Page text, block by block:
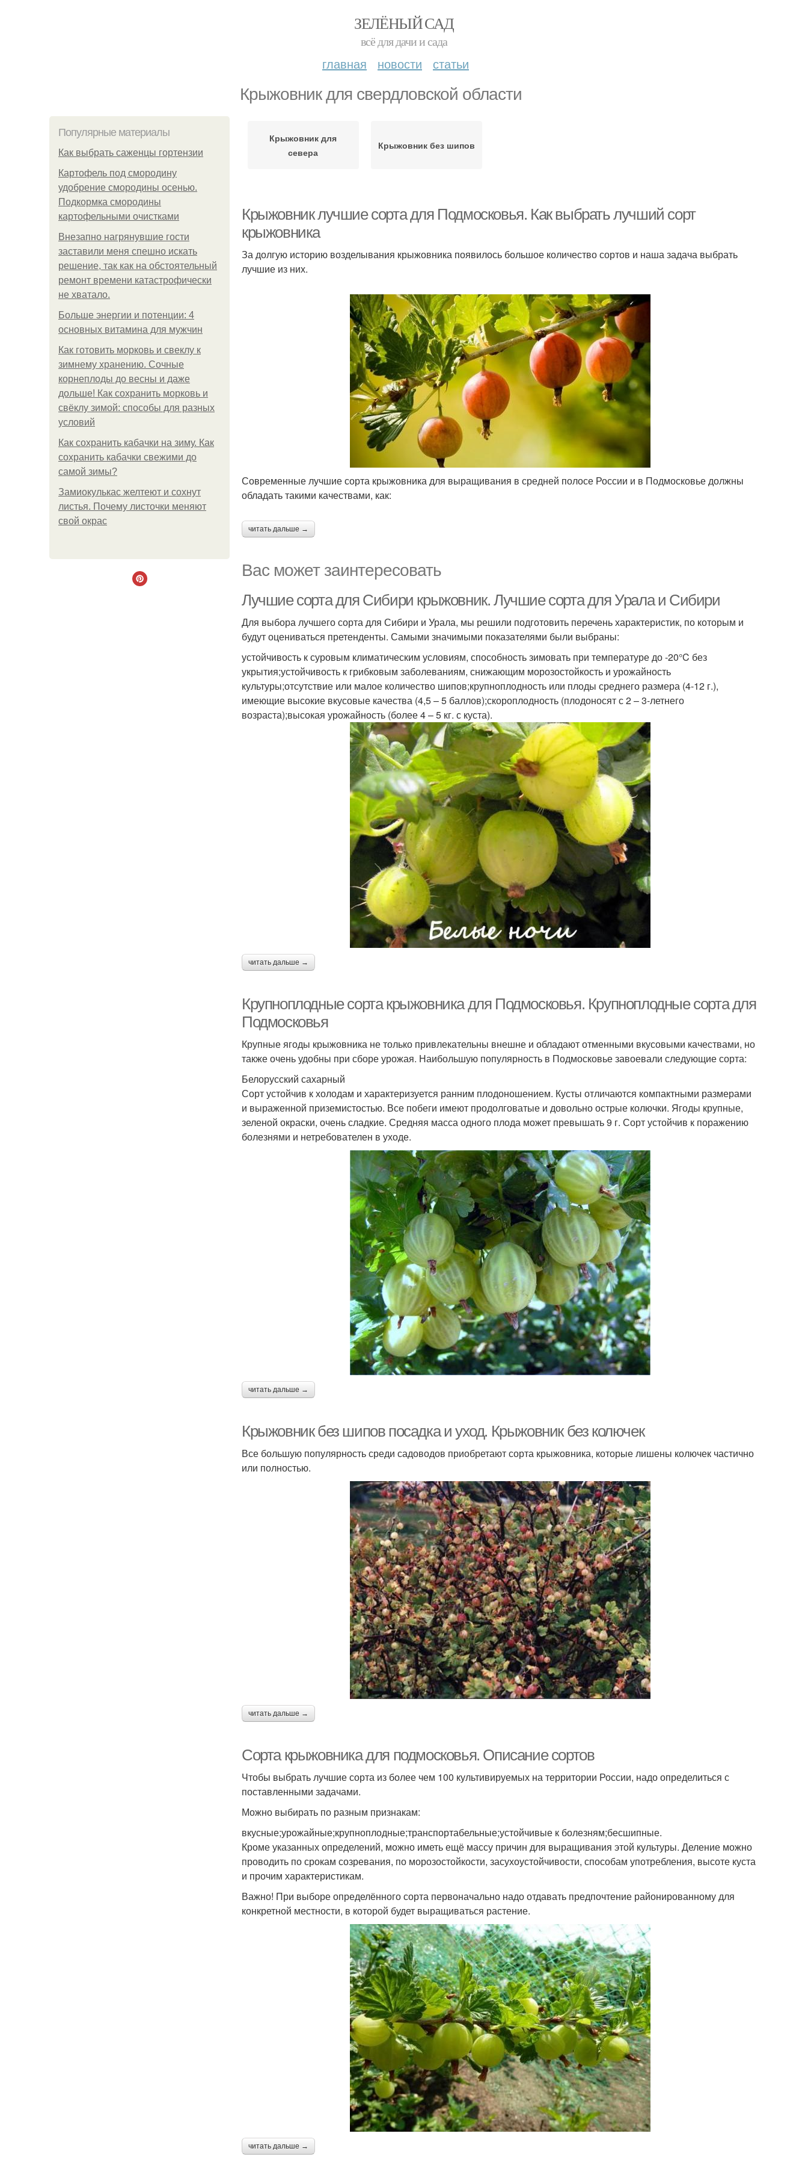
ЗЕЛЁНЫЙ САД
всё для дачи и сада
главная новости статьи
Крыжовник для свердловской области
Популярные материалы
Как выбрать саженцы гортензии
Картофель под смородину
удобрение смородины осенью.
Подкормка смородины
картофельными очистками
Внезапно нагрянувшие гости
заставили меня спешно искать
решение, так как на обстоятельный
ремонт времени катастрофически
не хватало.
Больше энергии и потенции: 4
основных витамина для мужчин
Как готовить морковь и свеклу к
зимнему хранению. Сочные
корнеплоды до весны и даже
дольше! Как сохранить морковь и
свёклу зимой: способы для разных
условий
Как сохранить кабачки на зиму. Как
сохранить кабачки свежими до
самой зимы?
Замиокулькас желтеют и сохнут
листья. Почему листочки меняют
свой окрас
Крыжовник для
севера
Крыжовник без шипов
Крыжовник лучшие сорта для Подмосковья. Как выбрать лучший сорт
крыжовника
За долгую историю возделывания крыжовника появилось большое количество сортов и наша задача выбрать
лучшие из них.
Современные лучшие сорта крыжовника для выращивания в средней полосе России и в Подмосковье должны
обладать такими качествами, как:
читать дальше →
Вас может заинтересовать
Лучшие сорта для Сибири крыжовник. Лучшие сорта для Урала и Сибири
Для выбора лучшего сорта для Сибири и Урала, мы решили подготовить перечень характеристик, по которым и
будут оцениваться претенденты. Самыми значимыми показателями были выбраны:
устойчивость к суровым климатическим условиям, способность зимовать при температуре до -20°C без
укрытия;устойчивость к грибковым заболеваниям, снижающим морозостойкость и урожайность
культуры;отсутствие или малое количество шипов;крупноплодность или плоды среднего размера (4-12 г.),
имеющие высокие вкусовые качества (4,5 – 5 баллов);скороплодность (плодоносят с 2 – 3-летнего
возраста);высокая урожайность (более 4 – 5 кг. с куста).
читать дальше →
Крупноплодные сорта крыжовника для Подмосковья. Крупноплодные сорта для
Подмосковья
Крупные ягоды крыжовника не только привлекательны внешне и обладают отменными вкусовыми качествами, но
также очень удобны при сборе урожая. Наибольшую популярность в Подмосковье завоевали следующие сорта:
Белорусский сахарный
Сорт устойчив к холодам и характеризуется ранним плодоношением. Кусты отличаются компактными размерами
и выраженной приземистостью. Все побеги имеют продолговатые и довольно острые колючки. Ягоды крупные,
зеленой окраски, очень сладкие. Средняя масса одного плода может превышать 9 г. Сорт устойчив к поражению
болезнями и нетребователен в уходе.
читать дальше →
Крыжовник без шипов посадка и уход. Крыжовник без колючек
Все большую популярность среди садоводов приобретают сорта крыжовника, которые лишены колючек частично
или полностью.
читать дальше →
Сорта крыжовника для подмосковья. Описание сортов
Чтобы выбрать лучшие сорта из более чем 100 культивируемых на территории России, надо определиться с
поставленными задачами.
Можно выбирать по разным признакам:
вкусные;урожайные;крупноплодные;транспортабельные;устойчивые к болезням;бесшипные.
Кроме указанных определений, можно иметь ещё массу причин для выращивания этой культуры. Деление можно
проводить по срокам созревания, по морозостойкости, засухоустойчивости, способам употребления, высоте куста
и прочим характеристикам.
Важно! При выборе определённого сорта первоначально надо отдавать предпочтение районированному для
конкретной местности, в которой будет выращиваться растение.
читать дальше →